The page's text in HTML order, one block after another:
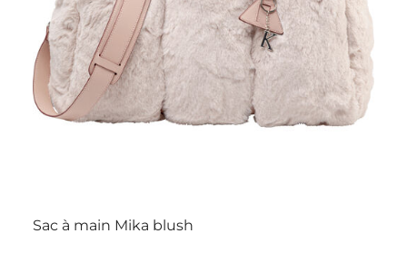
Sac à main Mika blush